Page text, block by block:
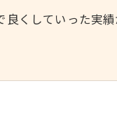
くしていった実